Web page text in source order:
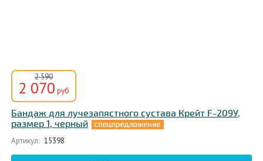
2 590
2 070 руб
Бандаж для лучезапястного сустава Крейт F-209У,
размер 1, черный
Артикул: 15398